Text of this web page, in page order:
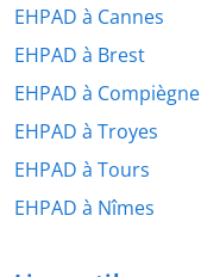
EHPAD à Cannes
EHPAD à Brest
EHPAD à Compiègne
EHPAD à Troyes
EHPAD à Tours
EHPAD à Nîmes